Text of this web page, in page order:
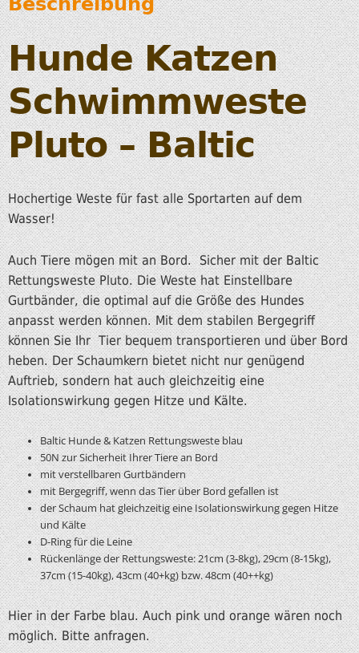
Hunde Katzen
Schwimmweste
Pluto – Baltic
Hochertige Weste für fast alle Sportarten auf dem
Wasser!
Auch Tiere mögen mit an Bord. Sicher mit der Baltic
Rettungsweste Pluto. Die Weste hat Einstellbare
Gurtbänder, die optimal auf die Größe des Hundes
anpasst werden können. Mit dem stabilen Bergegriff
können Sie Ihr Tier bequem transportieren und über Bord
heben. Der Schaumkern bietet nicht nur genügend
Auftrieb, sondern hat auch gleichzeitig eine
Isolationswirkung gegen Hitze und Kälte.
Baltic Hunde & Katzen Rettungsweste blau
50N zur Sicherheit Ihrer Tiere an Bord
mit verstellbaren Gurtbändern
mit Bergegriff, wenn das Tier über Bord gefallen ist
der Schaum hat gleichzeitig eine Isolationswirkung gegen Hitze
und Kälte
D-Ring für die Leine
Rückenlänge der Rettungsweste: 21cm (3-8kg), 29cm (8-15kg),
37cm (15-40kg), 43cm (40+kg) bzw. 48cm (40++kg)
Hier in der Farbe blau. Auch pink und orange wären noch
möglich. Bitte anfragen.